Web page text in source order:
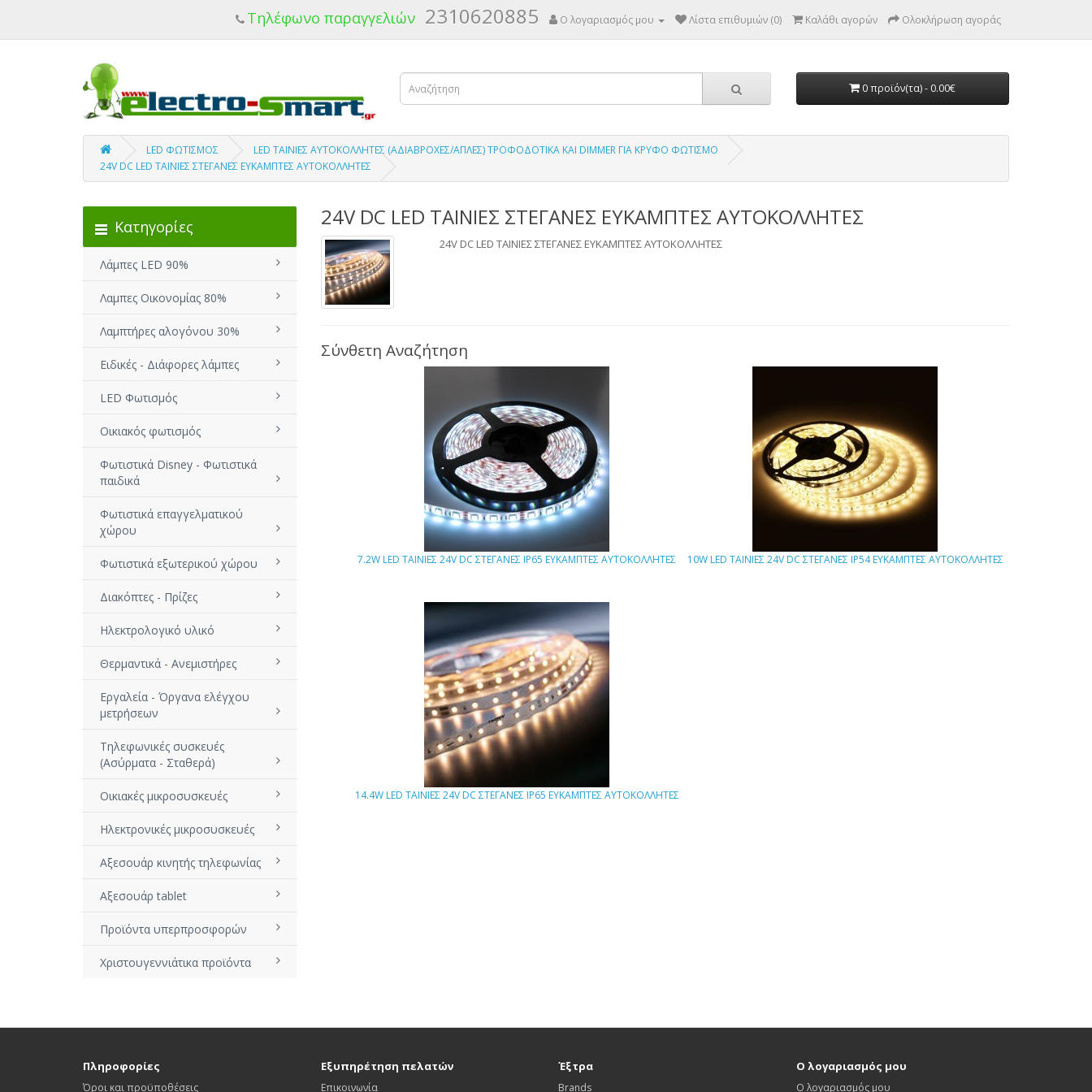
Τηλέφωνο παραγγελιών 2310620885 Ο λογαριασμός μου Λίστα επιθυμιών (0) Καλάθι αγορών Ολοκλήρωση αγοράς
0 προϊόν(τα) - 0.00€
LED ΦΩΤΙΣΜΟΣ
LED ΤΑΙΝΙΕΣ ΑΥΤΟΚΟΛΛΗΤΕΣ (ΑΔΙΑΒΡΟΧΕΣ/ΑΠΛΕΣ) ΤΡΟΦΟΔΟΤΙΚΑ ΚΑΙ DIMMER ΓΙΑ ΚΡΥΦΟ ΦΩΤΙΣΜΟ
24V DC LED TΑΙΝΙΕΣ ΣΤΕΓΑΝΕΣ ΕΥΚΑΜΠΤΕΣ ΑΥΤΟΚΟΛΛΗΤΕΣ
Κατηγορίες
Λάμπες LED 90%
Λαμπες Οικονομίας 80%
Λαμπτήρες αλογόνου 30%
Ειδικές - Διάφορες λάμπες
LED Φωτισμός
Οικιακός φωτισμός
Φωτιστικά Disney - Φωτιστικά
παιδικά
Φωτιστικά επαγγελματικού
χώρου
Φωτιστικά εξωτερικού χώρου
Διακόπτες - Πρίζες
Ηλεκτρολογικό υλικό
Θερμαντικά - Ανεμιστήρες
Εργαλεία - Όργανα ελέγχου
μετρήσεων
Τηλεφωνικές συσκευές
(Ασύρματα - Σταθερά)
Οικιακές μικροσυσκευές
Ηλεκτρονικές μικροσυσκευές
Αξεσουάρ κινητής τηλεφωνίας
Αξεσουάρ tablet
Προϊόντα υπερπροσφορών
Χριστουγεννιάτικα προϊόντα
24V DC LED TΑΙΝΙΕΣ ΣΤΕΓΑΝΕΣ ΕΥΚΑΜΠΤΕΣ ΑΥΤΟΚΟΛΛΗΤΕΣ
24V DC LED TΑΙΝΙΕΣ ΣΤΕΓΑΝΕΣ ΕΥΚΑΜΠΤΕΣ ΑΥΤΟΚΟΛΛΗΤΕΣ
Σύνθετη Αναζήτηση
7.2W LED TΑΙΝΙΕΣ 24V DC ΣΤΕΓΑΝΕΣ IP65 ΕΥΚΑΜΠΤΕΣ ΑΥΤΟΚΟΛΛΗΤΕΣ 10W LED TΑΙΝΙΕΣ 24V DC ΣΤΕΓΑΝΕΣ IP54 ΕΥΚΑΜΠΤΕΣ ΑΥΤΟΚΟΛΛΗΤΕΣ
14.4W LED TΑΙΝΙΕΣ 24V DC ΣΤΕΓΑΝΕΣ IP65 ΕΥΚΑΜΠΤΕΣ ΑΥΤΟΚΟΛΛΗΤΕΣ
Πληροφορίες
Όροι και προϋποθέσεις
Εξυπηρέτηση πελατών
Επικοινωνία
Έξτρα
Brands
Ο λογαριασμός μου
Ο λογαριασμός μου